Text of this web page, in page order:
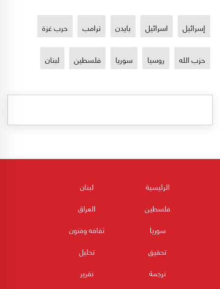
إسرائيل اسرائيل بايدن ترامب حرب غزة
حزب الله روسيا سوريا فلسطين لبنان
الرئيسية
لبنان
فلسطين
العراق
سوريا
ثقافه وفنون
تحقيق
تحليل
ترجمة
تقرير